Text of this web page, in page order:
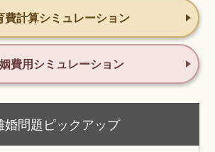
費計算シミュレーション
費用シミュレーション
婚問題ピックアップ